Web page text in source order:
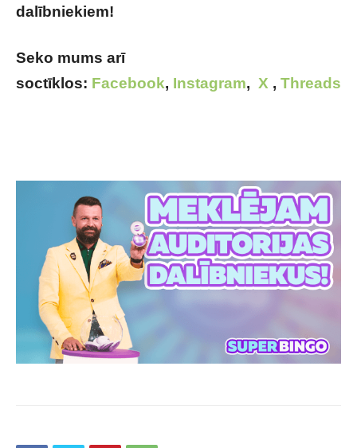
dalībniekiem!
Seko mums arī
soctīklos: Facebook, Instagram, X , Threads